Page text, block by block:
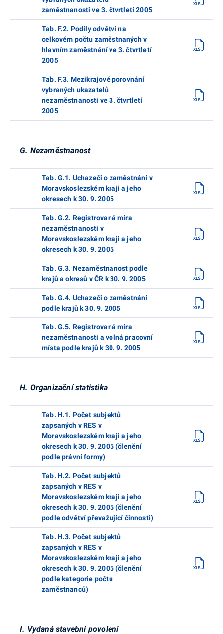
zaměstnanosti ve 3. čtvrtletí 2005
Tab. F.2. Podíly odvětví na
celkovém počtu zaměstnaných v
hlavním zaměstnání ve 3. čtvrtletí
2005
Tab. F.3. Mezikrajové porovnání
vybraných ukazatelů
nezaměstnanosti ve 3. čtvrtletí
2005
G. Nezaměstnanost
Tab. G.1. Uchazeči o zaměstnání v
Moravskoslezském kraji a jeho
okresech k 30. 9. 2005
Tab. G.2. Registrovaná míra
nezaměstnanosti v
Moravskoslezském kraji a jeho
okresech k 30. 9. 2005
Tab. G.3. Nezaměstnanost podle
krajů a okresů v ČR k 30. 9. 2005
Tab. G.4. Uchazeči o zaměstnání
podle krajů k 30. 9. 2005
Tab. G.5. Registrovaná míra
nezaměstnanosti a volná pracovní
místa podle krajů k 30. 9. 2005
H. Organizační statistika
Tab. H.1. Počet subjektů
zapsaných v RES v
Moravskoslezském kraji a jeho
okresech k 30. 9. 2005 (členění
podle právní formy)
Tab. H.2. Počet subjektů
zapsaných v RES v
Moravskoslezském kraji a jeho
okresech k 30. 9. 2005 (členění
podle odvětví převažující činnosti)
Tab. H.3. Počet subjektů
zapsaných v RES v
Moravskoslezském kraji a jeho
okresech k 30. 9. 2005 (členění
podle kategorie počtu
zaměstnanců)
I. Vydaná stavební povolení